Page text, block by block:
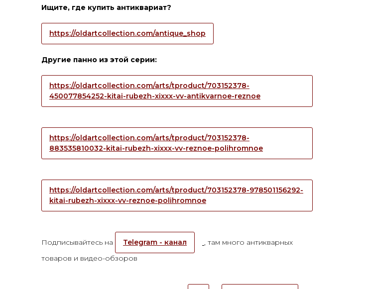
Ищите, где купить антиквариат?
https://oldartcollection.com/antique_shop
Другие панно из этой серии:
https://oldartcollection.com/arts/tproduct/703152378-
450077854252-kitai-rubezh-xixxx-vv-antikvarnoe-reznoe
https://oldartcollection.com/arts/tproduct/703152378-
883535810032-kitai-rubezh-xixxx-vv-reznoe-polihromnoe
https://oldartcollection.com/arts/tproduct/703152378-978501156292-
kitai-rubezh-xixxx-vv-reznoe-polihromnoe
Подписывайтесь на Telegram - канал
, там много антикварных
товаров и видео-обзоров